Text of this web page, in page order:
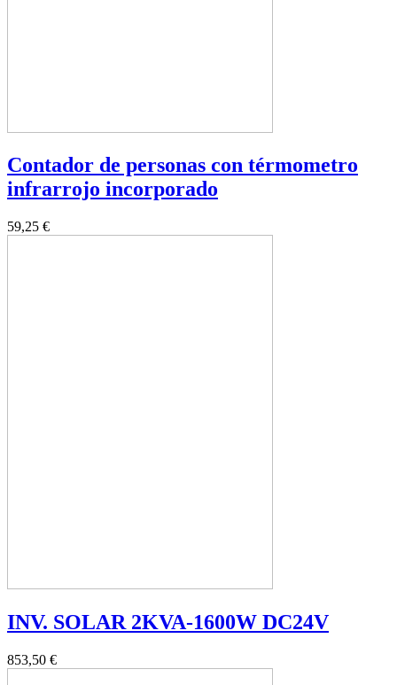
Contador de personas con térmometro
infrarrojo incorporado
59,25 €
INV. SOLAR 2KVA-1600W DC24V
853,50 €